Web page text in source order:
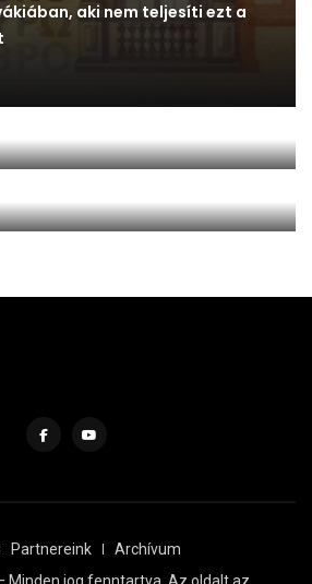
aki nem teljesíti ezt a
Partnereink
Archívum